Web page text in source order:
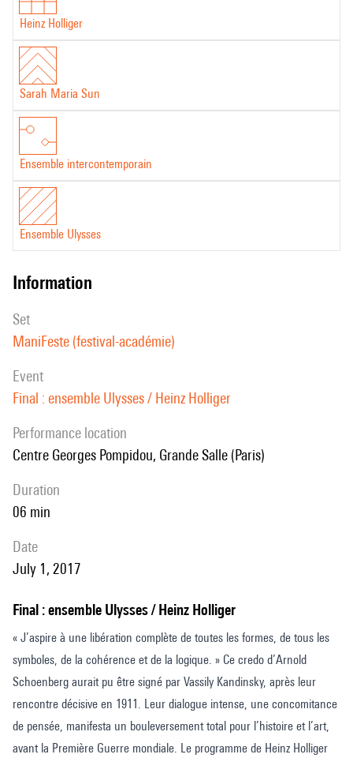
Heinz Holliger
Sarah Maria Sun
Ensemble intercontemporain
Ensemble Ulysses
information
set
ManiFeste (festival-académie)
event
Final : ensemble Ulysses / Heinz Holliger
performance location
Centre Georges Pompidou, Grande Salle (Paris)
duration
06 min
date
July 1, 2017
Final : ensemble Ulysses / Heinz Holliger
« J’aspire à une libération complète de toutes les formes, de tous les
symboles, de la cohérence et de la logique. » Ce credo d’Arnold
Schoenberg aurait pu être signé par Vassily Kandinsky, après leur
rencontre décisive en 1911. Leur dialogue intense, une concomitance
de pensée, manifesta un bouleversement total pour l’histoire et l’art,
avant la Première Guerre mondiale. Le programme de Heinz Holliger